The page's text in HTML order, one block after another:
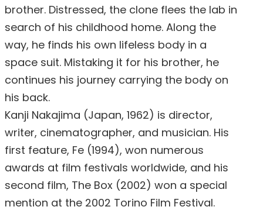
brother. Distressed, the clone flees the lab in
search of his childhood home. Along the
way, he finds his own lifeless body in a
space suit. Mistaking it for his brother, he
continues his journey carrying the body on
his back.
Kanji Nakajima (Japan, 1962) is director,
writer, cinematographer, and musician. His
first feature, Fe (1994), won numerous
awards at film festivals worldwide, and his
second film, The Box (2002) won a special
mention at the 2002 Torino Film Festival.